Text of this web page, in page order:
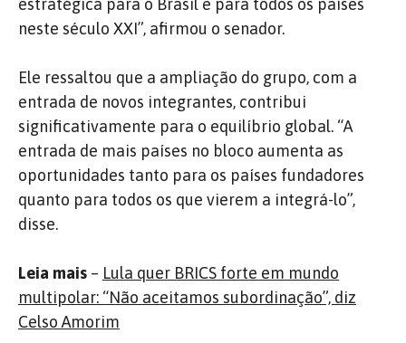
estratégica para o Brasil e para todos os países
neste século XXI”, afirmou o senador.
Ele ressaltou que a ampliação do grupo, com a
entrada de novos integrantes, contribui
significativamente para o equilíbrio global. “A
entrada de mais países no bloco aumenta as
oportunidades tanto para os países fundadores
quanto para todos os que vierem a integrá-lo”,
disse.
Leia mais – Lula quer BRICS forte em mundo
multipolar: “Não aceitamos subordinação”, diz
Celso Amorim